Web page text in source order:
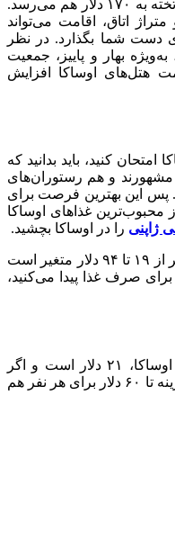
بهتر، به طور متوسط برای هر اتاق دو تخته به ۱۷۰ دلار هم می‌رسد.
اتاق، اقامت می‌تواند
دست شما بگذارد. در نظر
بهار و پاییز، جمعیت
هتل‌‌های اوساکا افزایش
امتحان کنید، باید بدانید که
مشهور‌ند و هم رستوران‌های
پس این بهترین فرصت برای
غذاهای اوساکا
ژاپنی را در اوساکا بچشید.
هزینه غذا در اوساکا روزانه برای هر نفر از ۱۹ تا ۹۴ دلار متغیر است
صرف غذا پیدا می‌کنید،
متوسط هزینه بازدید از جاهای دیدنی اوساکا، ۲۱ دلار است و اگر
اهل تفریحات گران‌قیمت باشید، این هزینه تا ۶۰ دلار برای هر نفر هم